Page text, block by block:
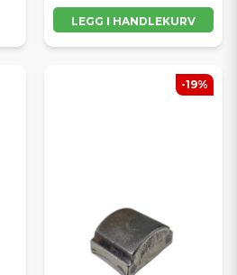
LEGG I HANDLEKURV
-19%